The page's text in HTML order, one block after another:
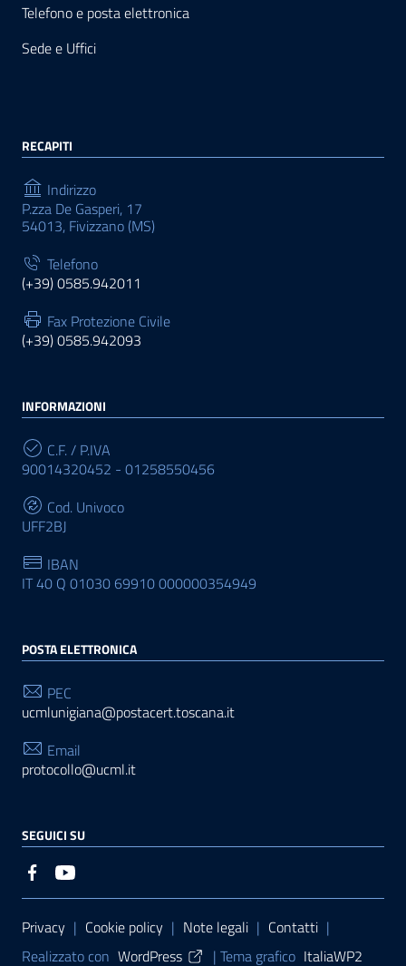
Telefono e posta elettronica
Sede e Uffici
RECAPITI
Indirizzo
P.zza De Gasperi, 17
54013, Fivizzano (MS)
Telefono
(+39) 0585.942011
Fax Protezione Civile
(+39) 0585.942093
INFORMAZIONI
C.F. / P.IVA
90014320452 - 01258550456
Cod. Univoco
UFF2BJ
IBAN
IT 40 Q 01030 69910 000000354949
POSTA ELETTRONICA
PEC
ucmlunigiana@postacert.toscana.it
Email
protocollo@ucml.it
SEGUICI SU
Sezione Link Utili
Privacy | Cookie policy | Note legali | Contatti |
Realizzato con WordPress | Tema grafico ItaliaWP2